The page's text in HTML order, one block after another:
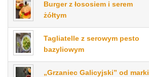
Burger z łososiem i serem
żółtym
Tagliatelle z serowym pesto
bazyliowym
„Grzaniec Galicyjski” od marki